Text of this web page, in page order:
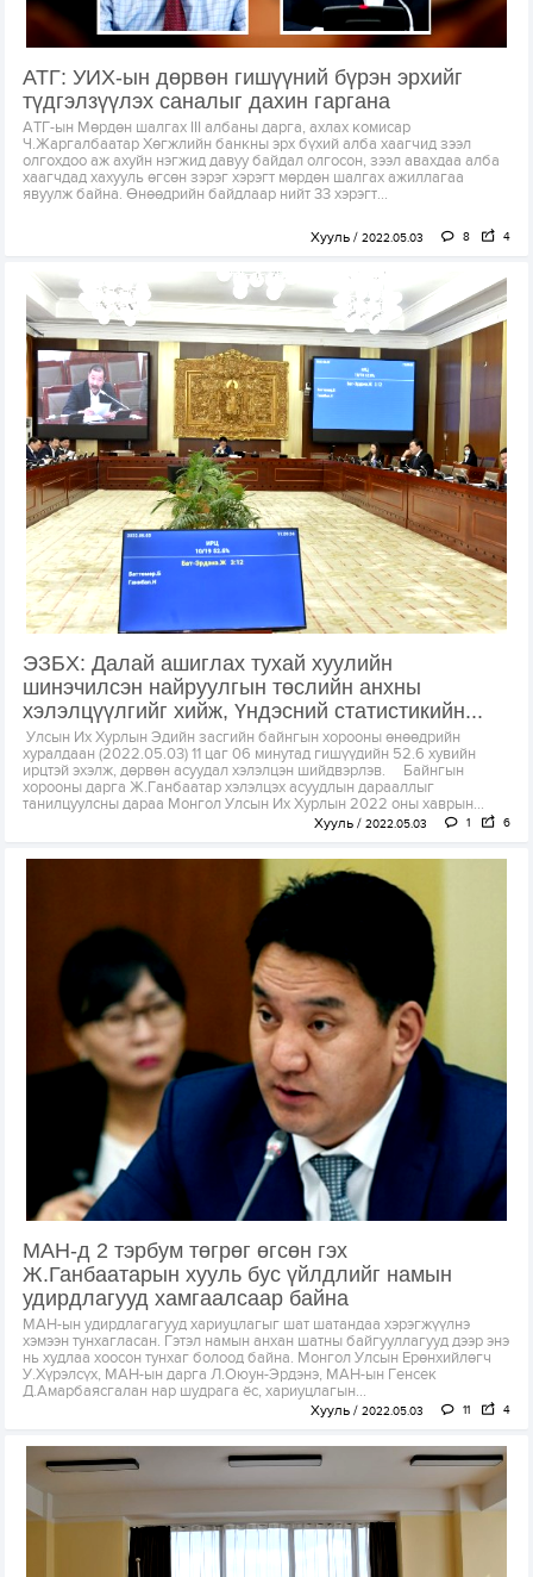
АТГ: УИХ-ын дөрвөн гишүүний бүрэн эрхийг
түдгэлзүүлэх саналыг дахин гаргана
АТГ-ын Мөрдөн шалгах III албаны дарга, ахлах комисар
Ч.Жаргалбаатар Хөгжлийн банкны эрх бүхий алба хаагчид зээл
олгохдоо аж ахуйн нэгжид давуу байдал олгосон, зээл авахдаа алба
хаагчдад хахууль өгсөн зэрэг хэрэгт мөрдөн шалгах ажиллагаа
явуулж байна. Өнөөдрийн байдлаар нийт 33 хэрэгт...
Хууль 2022.05.03 8 4
ЭЗБХ: Далай ашиглах тухай хуулийн
шинэчилсэн найруулгын төслийн анхны
хэлэлцүүлгийг хийж, Үндэсний статистикийн...
Улсын Их Хурлын Эдийн засгийн байнгын хорооны өнөөдрийн
хуралдаан (2022.05.03) 11 цаг 06 минутад гишүүдийн 52.6 хувийн
ирцтэй эхэлж, дөрвөн асуудал хэлэлцэн шийдвэрлэв. Байнгын
хорооны дарга Ж.Ганбаатар хэлэлцэх асуудлын дарааллыг
танилцуулсны дараа Монгол Улсын Их Хурлын 2022 оны хаврын...
Хууль 2022.05.03 1 6
МАН-д 2 тэрбум төгрөг өгсөн гэх
Ж.Ганбаатарын хууль бус үйлдлийг намын
удирдлагууд хамгаалсаар байна
МАН-ын удирдлагагууд хариуцлагыг шат шатандаа хэрэгжүүлнэ
хэмээн тунхагласан. Гэтэл намын анхан шатны байгууллагууд дээр энэ
нь худлаа хоосон тунхаг болоод байна. Монгол Улсын Ерөнхийлөгч
У.Хүрэлсүх, МАН-ын дарга Л.Оюун-Эрдэнэ, МАН-ын Генсек
Д.Амарбаясгалан нар шудрага ёс, хариуцлагын...
Хууль 2022.05.03 11 4